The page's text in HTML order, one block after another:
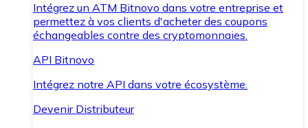
Intégrez un ATM Bitnovo dans votre entreprise et
permettez à vos clients d'acheter des coupons
échangeables contre des cryptomonnaies.
API Bitnovo
Intégrez notre API dans votre écosystème.
Devenir Distributeur